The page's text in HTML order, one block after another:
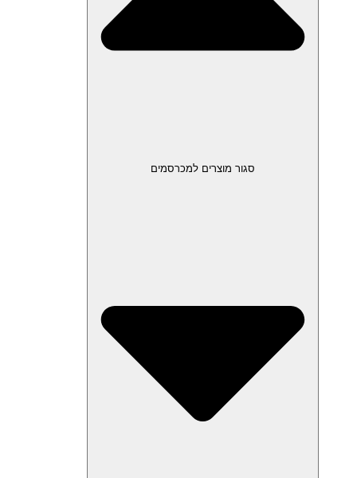
סגור מוצרים למכרסמים